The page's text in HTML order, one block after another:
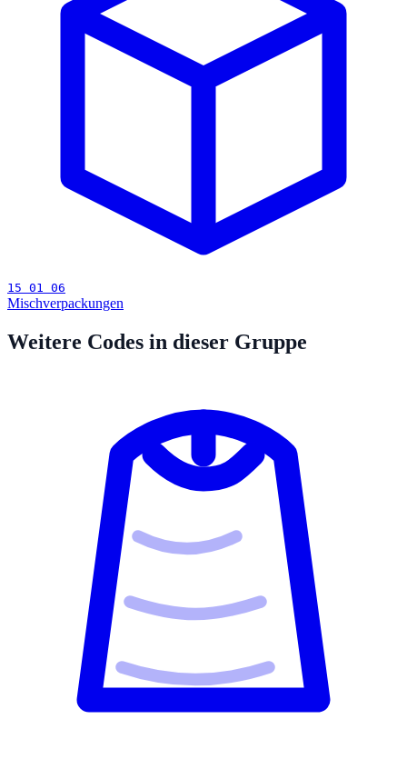
15 01 06
Mischverpackungen
Weitere Codes in dieser Gruppe